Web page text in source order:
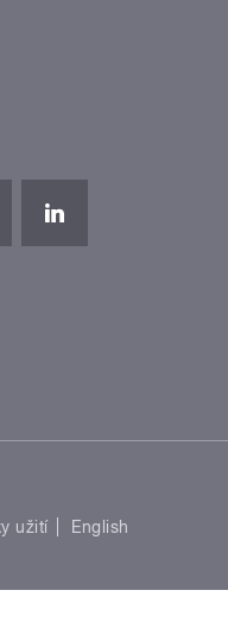
užití
English